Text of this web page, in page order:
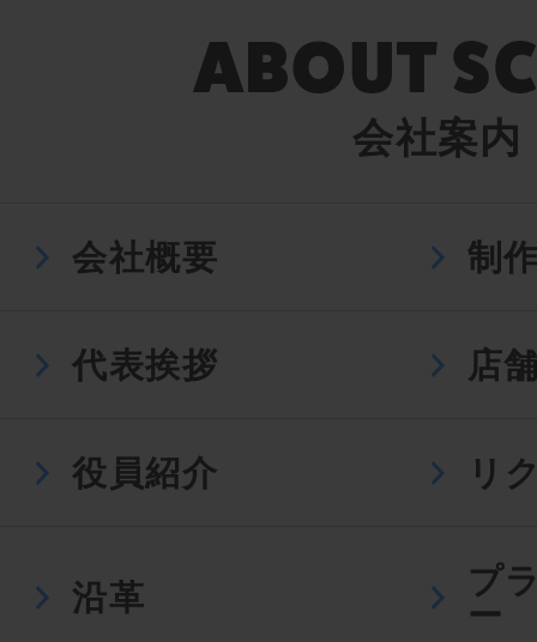
会社案内
会社概要 制
代表挨拶 店
役員紹介 リ
沿革
プ
ー